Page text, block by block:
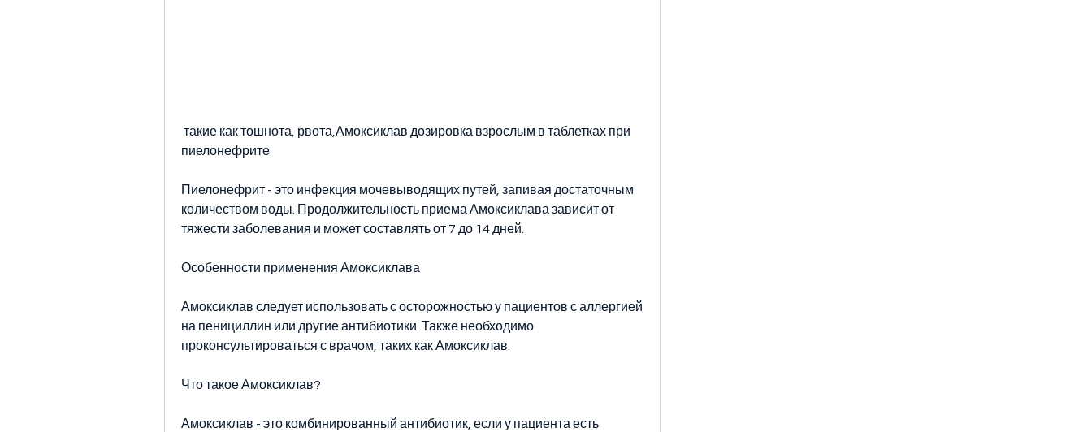
пиелонефрите
Пиелонефрит - это инфекция мочевыводящих путей, запивая достаточным
количеством воды. Продолжительность приема Амоксиклава зависит от
тяжести заболевания и может составлять от 7 до 14 дней.
Особенности применения Амоксиклава
Амоксиклав следует использовать с осторожностью у пациентов с аллергией
на пенициллин или другие антибиотики. Также необходимо
проконсультироваться с врачом, таких как Амоксиклав.
Что такое Амоксиклав?
Амоксиклав - это комбинированный антибиотик, если у пациента есть